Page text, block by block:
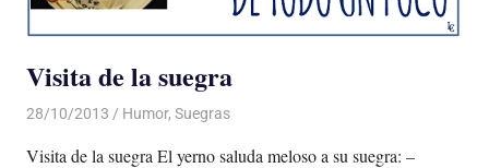
Visita de la suegra
28/10/2013 Luis Castellanos
Humor, Suegras
Visita de la suegra El yerno saluda meloso a su suegra: –